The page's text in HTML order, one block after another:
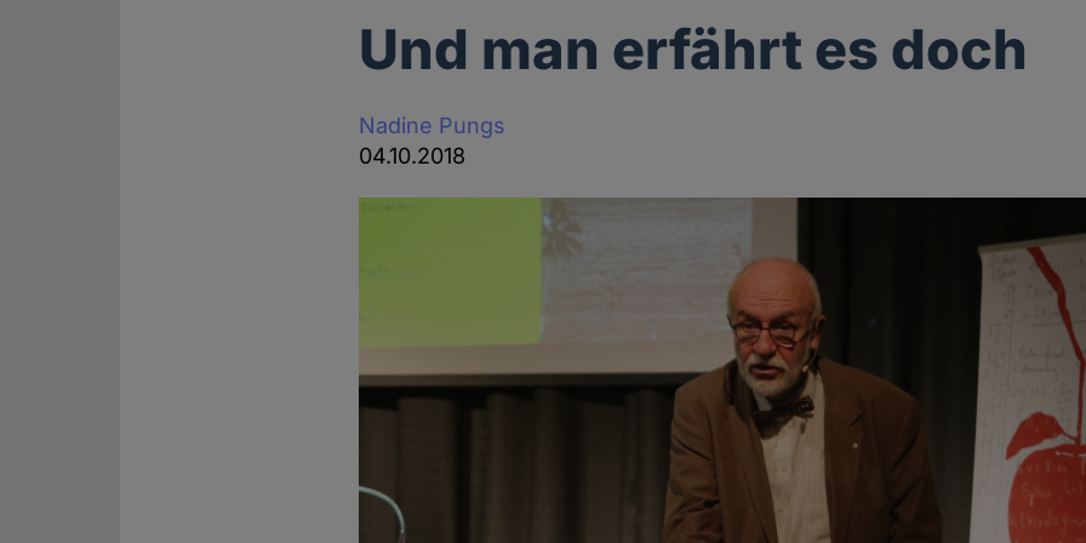
Und man erfährt es doch
Nadine Pungs
04.10.2018